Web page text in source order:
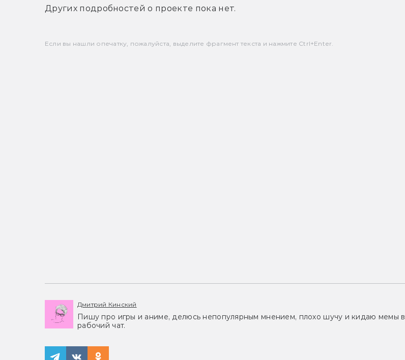
Других подробностей о проекте пока нет.
Если вы нашли опечатку, пожалуйста, выделите фрагмент текста и нажмите Ctrl+Enter.
Дмитрий Кинский
Пишу про игры и аниме, делюсь непопулярным мнением, плохо шучу и кидаю мемы в
рабочий чат.